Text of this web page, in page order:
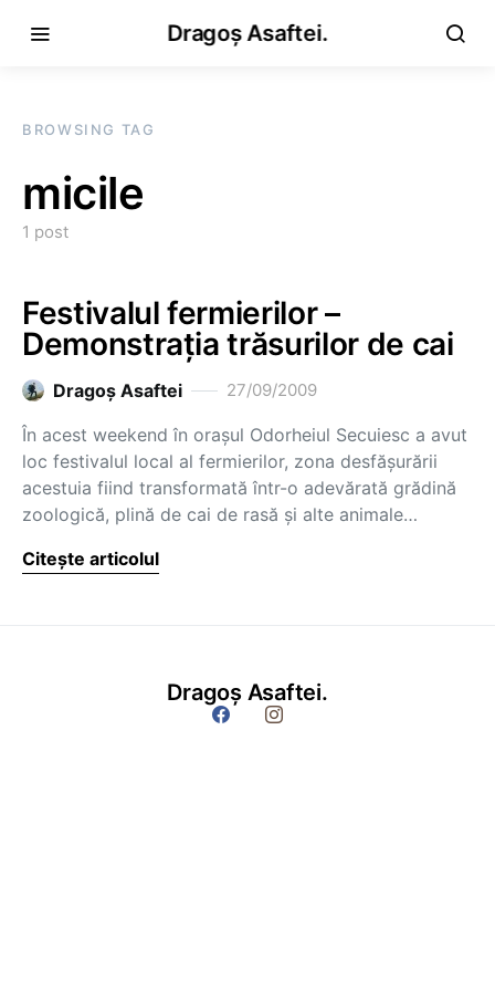
Dragoș Asaftei.
BROWSING TAG
micile
1 post
Festivalul fermierilor –
Demonstraţia trăsurilor de cai
Dragoş Asaftei 27/09/2009
În acest weekend în oraşul Odorheiul Secuiesc a avut
loc festivalul local al fermierilor, zona desfăşurării
acestuia fiind transformată într-o adevărată grădină
zoologică, plină de cai de rasă şi alte animale…
Citește articolul
Dragoș Asaftei.